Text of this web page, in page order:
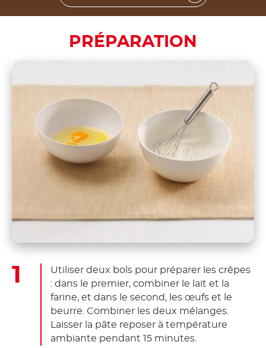
PRÉPARATION
Utiliser deux bols pour préparer les crêpes
: dans le premier, combiner le lait et la
farine, et dans le second, les œufs et le
beurre. Combiner les deux mélanges.
Laisser la pâte reposer à température
ambiante pendant 15 minutes.